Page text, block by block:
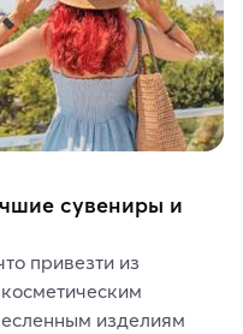
сувениры и
привезти из
изделиям